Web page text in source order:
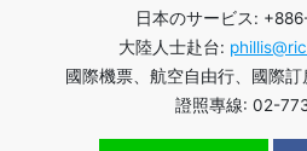
日本のサービス:
大陸人士赴台:
國際機票、航空自由行、國際
證照專線: 02-